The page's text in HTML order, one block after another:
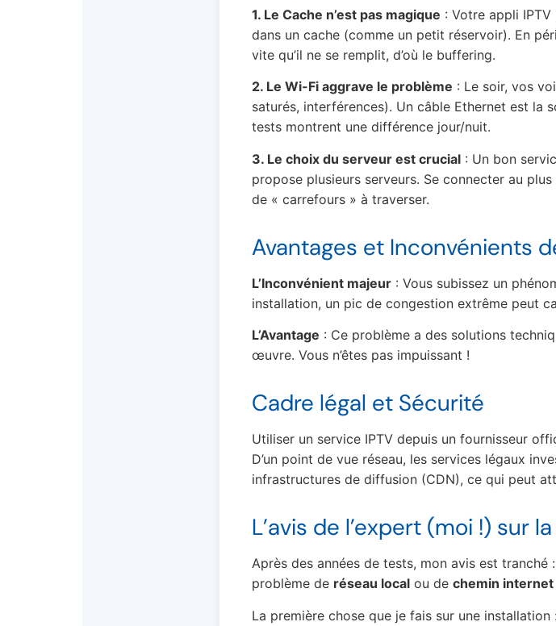
1. Le Cache n’est pas magique : Votre appli
dans un cache (comme un petit réservoir). En
vite qu’il ne se remplit, d’où le buffering.
2. Le Wi-Fi aggrave le problème : Le soir, vos
saturés, interférences). Un câble Ethernet est la
tests montrent une différence jour/nuit.
3. Le choix du serveur est crucial : Un bon
propose plusieurs serveurs. Se connecter au
de « carrefours » à traverser.
Avantages et Inconvénients
L’Inconvénient majeur : Vous subissez un
installation, un pic de congestion extrême peut
L’Avantage : Ce problème a des solutions
œuvre. Vous n’êtes pas impuissant !
Cadre légal et Sécurité
Utiliser un service IPTV depuis un fournisseur
D’un point de vue réseau, les services légaux
infrastructures de diffusion (CDN), ce qui peut
L’avis de l’expert (moi !) sur
Après des années de tests, mon avis est
problème de réseau local ou de chemin internet
La première chose que je fais sur une